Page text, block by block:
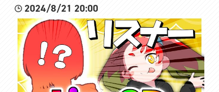
2024/8/21 20:00